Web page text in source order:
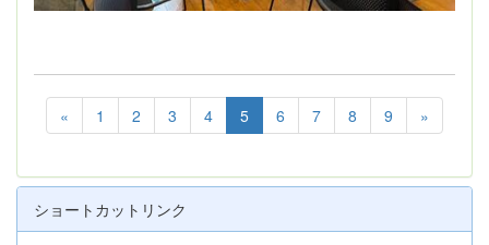
« 1 2 3 4 5 6 7 8 9 »
ショートカットリンク